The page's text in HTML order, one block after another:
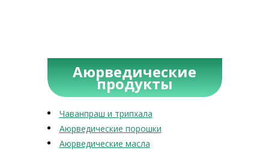
Аюрведические
продукты
Чаванпраш и трипхала
Аюрведические порошки
Аюрведические масла